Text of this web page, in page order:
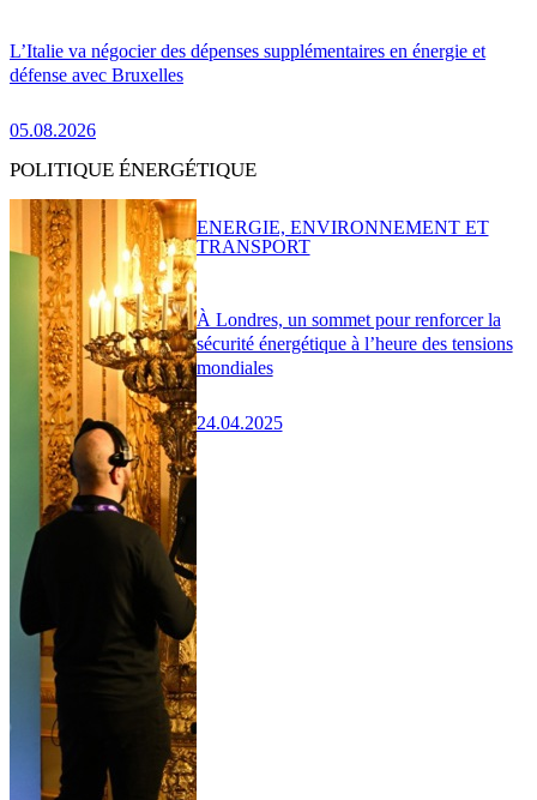
L’Italie va négocier des dépenses supplémentaires en énergie et
défense avec Bruxelles
05.08.2026
POLITIQUE ÉNERGÉTIQUE
À Londres, un sommet pour renforcer la
sécurité énergétique à l’heure des tensions
mondiales
24.04.2025
ENERGIE, ENVIRONNEMENT ET
TRANSPORT